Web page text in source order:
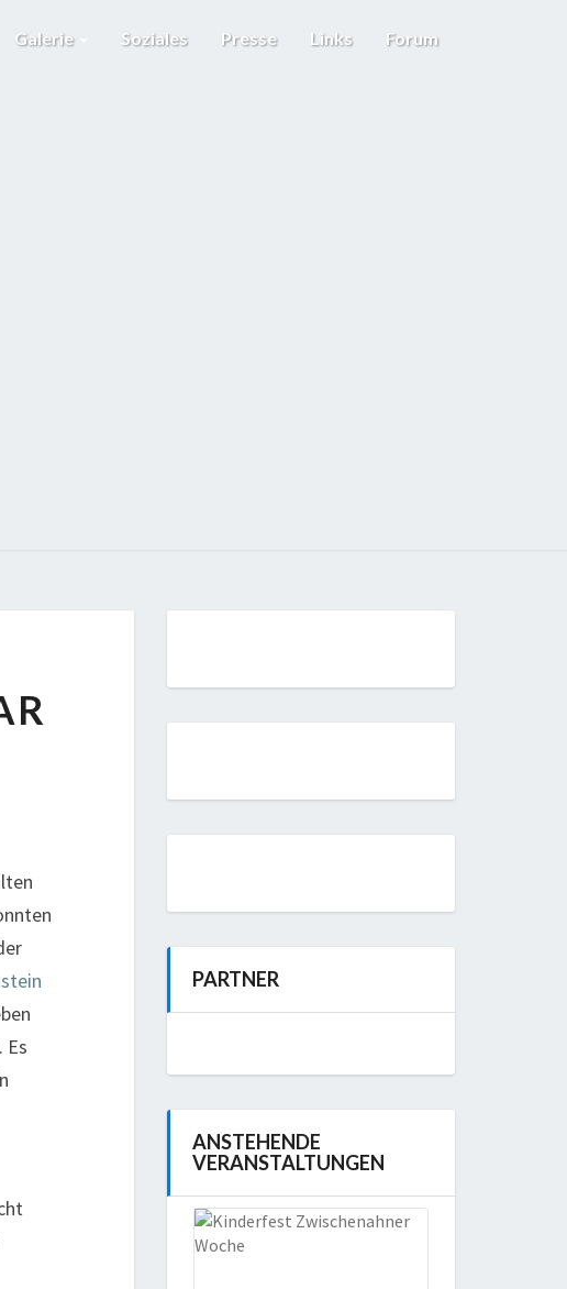
Galerie Soziales Presse Links Forum
Es
PARTNER
ANSTEHENDE
VERANSTALTUNGEN